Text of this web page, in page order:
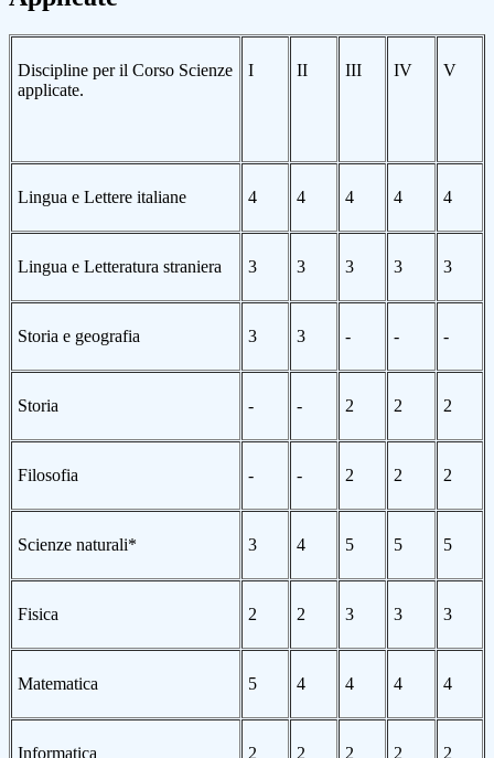
Discipline per il Corso Scienze
applicate.
I II III IV V
Lingua e Lettere italiane 4 4 4 4 4
Lingua e Letteratura straniera 3 3 3 3 3
Storia e geografia 3 3 - - -
Storia - - 2 2 2
Filosofia - - 2 2 2
Scienze naturali* 3 4 5 5 5
Fisica 2 2 3 3 3
Matematica 5 4 4 4 4
Informatica 2 2 2 2 2